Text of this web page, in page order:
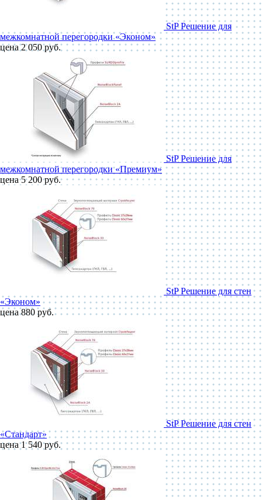
StP Решение для
межкомнатной перегородки «Эконом»
цена 2 050 руб.
StP Решение для
межкомнатной перегородки «Премиум»
цена 5 200 руб.
StP Решение для стен
«Эконом»
цена 880 руб.
StP Решение для стен
«Стандарт»
цена 1 540 руб.